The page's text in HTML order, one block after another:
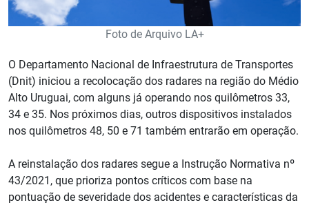
Foto de Arquivo LA+
O Departamento Nacional de Infraestrutura de Transportes
(Dnit) iniciou a recolocação dos radares na região do Médio
Alto Uruguai, com alguns já operando nos quilômetros 33,
34 e 35. Nos próximos dias, outros dispositivos instalados
nos quilômetros 48, 50 e 71 também entrarão em operação.
A reinstalação dos radares segue a Instrução Normativa nº
43/2021, que prioriza pontos críticos com base na
pontuação de severidade dos acidentes e características da